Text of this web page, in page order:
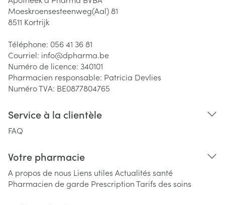
Moeskroensesteenweg(Aal) 81
8511 Kortrijk
Téléphone: 056 41 36 81
Courriel: info@dpharma.be
Numéro de licence: 340101
Pharmacien responsable: Patricia Devlies
Numéro TVA: BE0877804765
Service à la clientèle
FAQ
Votre pharmacie
A propos de nous Liens utiles Actualités santé
Pharmacien de garde PrescriptionTarifs des soins